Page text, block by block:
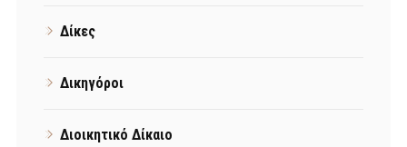
Δίκες
Δικηγόροι
Διοικητικό Δίκαιο